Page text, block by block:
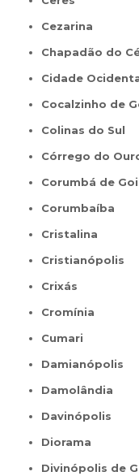
Cezarina
Chapadão do
Cidade
Cocalzinho de
Colinas do Sul
Córrego do
Corumbá de
Corumbaíba
Cristalina
Cristianópolis
Crixás
Cromínia
Cumari
Damianópolis
Damolândia
Davinópolis
Diorama
Divinópolis de